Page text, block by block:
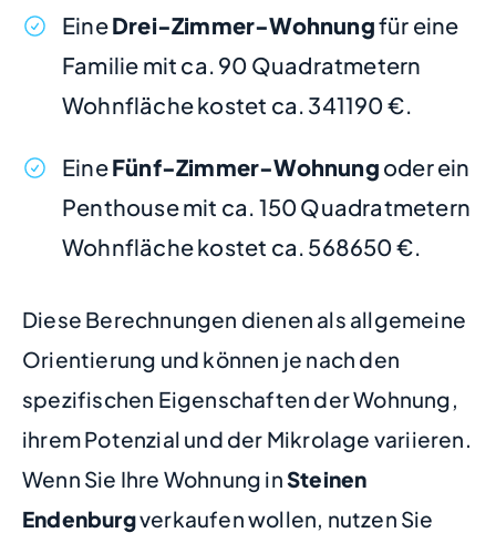
EineDrei-Zimmer-Wohnungfür eine
Familie mit ca. 90 Quadratmetern
Wohnfläche kostet ca. 341190 €.
EineFünf-Zimmer-Wohnung oder ein
Penthouse mit ca. 150 Quadratmetern
Wohnfläche kostet ca. 568650 €.
Diese Berechnungen dienen als allgemeine
Orientierung und können je nach den
spezifischen Eigenschaften der Wohnung,
ihrem Potenzial und der Mikrolage variieren.
Wenn Sie Ihre Wohnung inSteinen
Endenburgverkaufen wollen, nutzen Sie